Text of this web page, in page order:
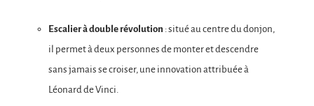
Escalier à double révolution : situé au centre du donjon,
il permet à deux personnes de monter et descendre
sans jamais se croiser, une innovation attribuée à
Léonard de Vinci.